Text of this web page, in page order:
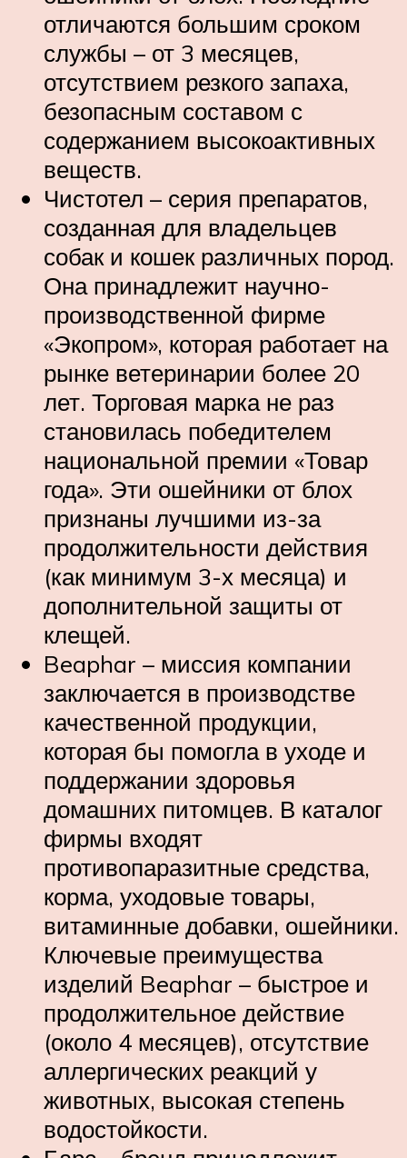
отличаются большим сроком
службы – от 3 месяцев,
отсутствием резкого запаха,
безопасным составом с
содержанием высокоактивных
веществ.
Чистотел – серия препаратов,
созданная для владельцев
собак и кошек различных пород.
Она принадлежит научно-
производственной фирме
«Экопром», которая работает на
рынке ветеринарии более 20
лет. Торговая марка не раз
становилась победителем
национальной премии «Товар
года». Эти ошейники от блох
признаны лучшими из-за
продолжительности действия
(как минимум 3-х месяца) и
дополнительной защиты от
клещей.
Beaphar – миссия компании
заключается в производстве
качественной продукции,
которая бы помогла в уходе и
поддержании здоровья
домашних питомцев. В каталог
фирмы входят
противопаразитные средства,
корма, уходовые товары,
витаминные добавки, ошейники.
Ключевые преимущества
изделий Beaphar – быстрое и
продолжительное действие
(около 4 месяцев), отсутствие
аллергических реакций у
животных, высокая степень
водостойкости.